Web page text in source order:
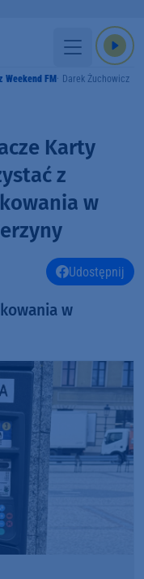
Weekend FM Darek Żuchowicz
Karty
z
w
Udostępnij
w